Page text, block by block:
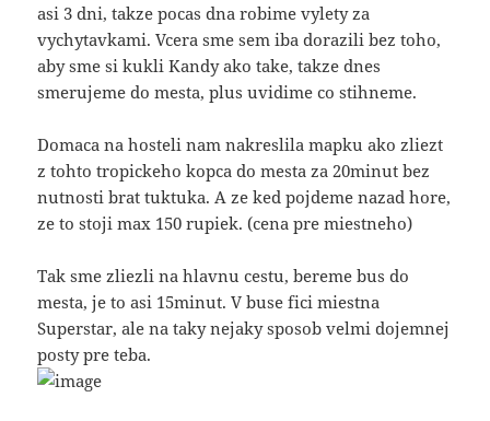
asi 3 dni, takze pocas dna robime vylety za
vychytavkami. Vcera sme sem iba dorazili bez toho,
aby sme si kukli Kandy ako take, takze dnes
smerujeme do mesta, plus uvidime co stihneme.
Domaca na hosteli nam nakreslila mapku ako zliezt
z tohto tropickeho kopca do mesta za 20minut bez
nutnosti brat tuktuka. A ze ked pojdeme nazad hore,
ze to stoji max 150 rupiek. (cena pre miestneho)
Tak sme zliezli na hlavnu cestu, bereme bus do
mesta, je to asi 15minut. V buse fici miestna
Superstar, ale na taky nejaky sposob velmi dojemnej
posty pre teba.